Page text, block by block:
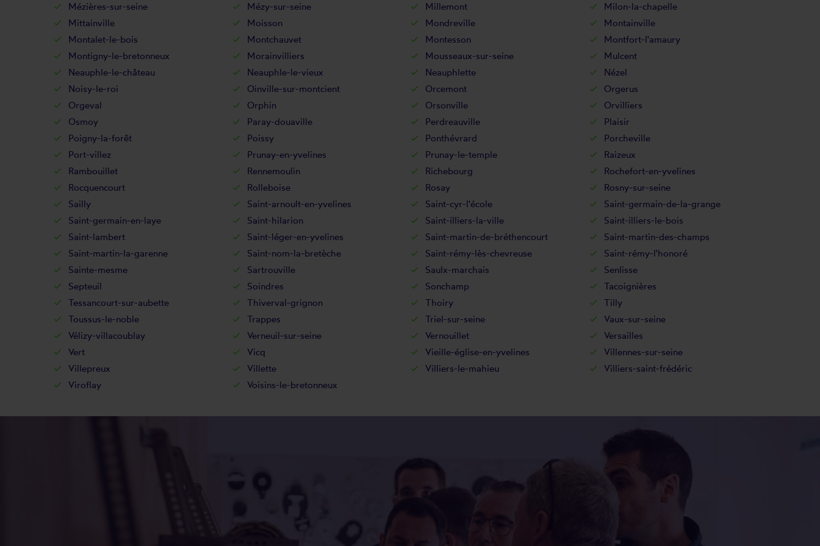
Mézières-sur-seine
Mézy-sur-seine Millemont
Milon-la-chapelle
Mittainville
Moisson Mondreville
Montainville
Montalet-le-bois
Montchauvet Montesson
Montfort-l'amaury
Montigny-le-bretonneux
Morainvilliers Mousseaux-sur-seine
Mulcent
Neauphle-le-château
Neauphle-le-vieux Neauphlette
Nézel
Noisy-le-roi
Oinville-sur-montcient Orcemont
Orgerus
Orgeval
Orphin Orsonville
Orvilliers
Osmoy
Paray-douaville Perdreauville
Plaisir
Poigny-la-forêt
Poissy Ponthévrard
Porcheville
Port-villez
Prunay-en-yvelines Prunay-le-temple
Raizeux
Rambouillet
Rennemoulin Richebourg
Rochefort-en-yvelines
Rocquencourt
Rolleboise Rosay
Rosny-sur-seine
Sailly
Saint-arnoult-en-yvelines Saint-cyr-l'école
Saint-germain-de-la-grange
Saint-germain-en-laye
Saint-hilarion Saint-illiers-la-ville
Saint-illiers-le-bois
Saint-lambert
Saint-léger-en-yvelines Saint-martin-de-bréthencourt
Saint-martin-des-champs
Saint-martin-la-garenne
Saint-nom-la-bretèche Saint-rémy-lès-chevreuse
Saint-rémy-l'honoré
Sainte-mesme
Sartrouville Saulx-marchais
Senlisse
Septeuil
Soindres Sonchamp
Tacoignières
Tessancourt-sur-aubette
Thiverval-grignon Thoiry
Tilly
Toussus-le-noble
Trappes Triel-sur-seine
Vaux-sur-seine
Vélizy-villacoublay
Verneuil-sur-seine Vernouillet
Versailles
Vert
Vicq Vieille-église-en-yvelines
Villennes-sur-seine
Villepreux
Villette Villiers-le-mahieu
Villiers-saint-frédéric
Viroflay
Voisins-le-bretonneux